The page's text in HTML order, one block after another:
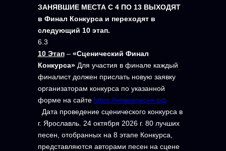
ЗАНЯВШИЕ МЕСТА С 4 ПО 13 ВЫХОДЯТ
в Финал Конкурса и переходят в
следующий 10 этап.
6.3
10 Этап– «Сценический Финал
Конкурса» Для участия в финале каждый
финалист должен прислать новую заявку
организаторам конкурса по указанной
форме на сайте https://новаяпесня.рф
Дата проведение сценического конкурса в
г. Ярославль. 24 октября 2026 г. 80 лучших
песен, отобранных на 8 этапе Конкурса,
представляются авторами песен на сцене